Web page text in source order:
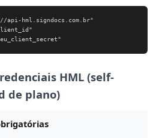
api-hml.signdocs.com.br"
HML (self-
de plano)